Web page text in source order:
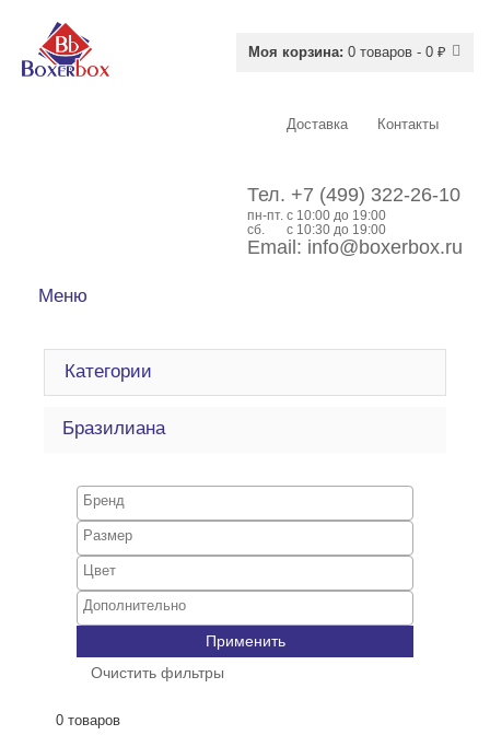
Моя корзина: 0 товаров - 0 ₽
Доставка Контакты
Тел. +7 (499) 322-26-10
пн-пт. c 10:00 до 19:00
сб.
с 10:30 до 19:00
Email: info@boxerbox.ru
Меню
Категории
Бразилиана
Применить
Очистить фильтры
0 товаров